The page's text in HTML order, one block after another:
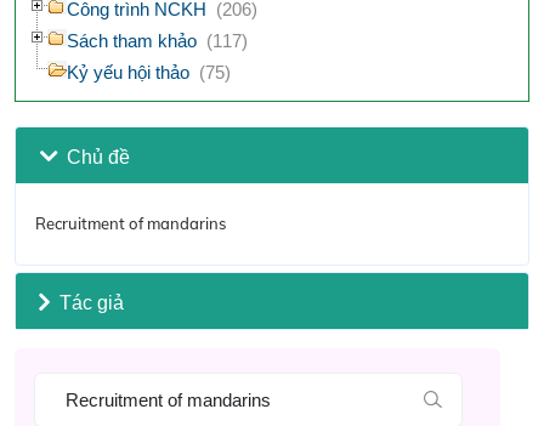
Công trình NCKH (206)
Sách tham khảo (117)
Kỷ yếu hội thảo (75)
Chủ đề
Recruitment of mandarins
Tác giả